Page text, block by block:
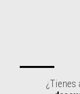
¿Tienes